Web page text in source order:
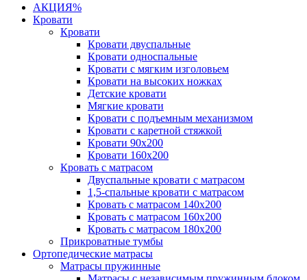
АКЦИЯ%
Кровати
Кровати
Кровати двуспальные
Кровати односпальные
Кровати с мягким изголовьем
Кровати на высоких ножках
Детские кровати
Мягкие кровати
Кровати с подъемным механизмом
Кровати с каретной стяжкой
Кровати 90х200
Кровати 160х200
Кровать с матрасом
Двуспальные кровати с матрасом
1,5-спальные кровати с матрасом
Кровать с матрасом 140х200
Кровать с матрасом 160х200
Кровать с матрасом 180х200
Прикроватные тумбы
Ортопедические матрасы
Матрасы пружинные